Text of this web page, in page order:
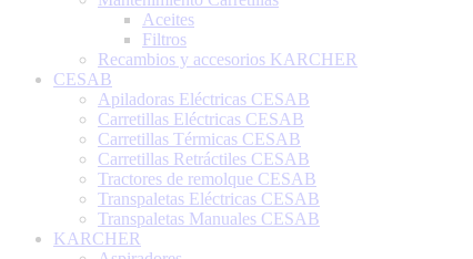
Aceites
Filtros
Recambios y accesorios KARCHER
CESAB
Apiladoras Eléctricas CESAB
Carretillas Eléctricas CESAB
Carretillas Térmicas CESAB
Carretillas Retráctiles CESAB
Tractores de remolque CESAB
Transpaletas Eléctricas CESAB
Transpaletas Manuales CESAB
KARCHER